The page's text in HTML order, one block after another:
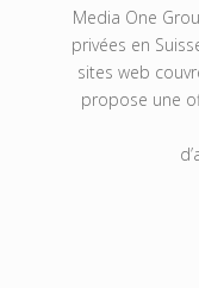
Media One
privées en
sites web
propose une